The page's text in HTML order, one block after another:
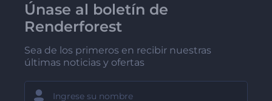
Únase al boletín de
Renderforest
Sea de los primeros en recibir nuestras
últimas noticias y ofertas